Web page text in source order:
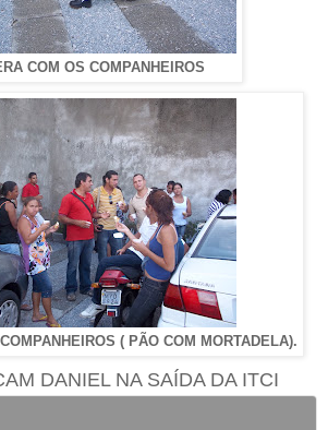
COM OS COMPANHEIROS
( PÃO COM MORTADELA).
DANIEL NA SAÍDA DA ITCI